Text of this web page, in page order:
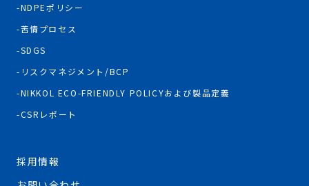
NDPEポリシー
苦情プロセス
SDGS
リスクマネジメント/BCP
NIKKOL ECO-FRIENDLY POLICYおよび製品定義
CSRレポート
採用情報